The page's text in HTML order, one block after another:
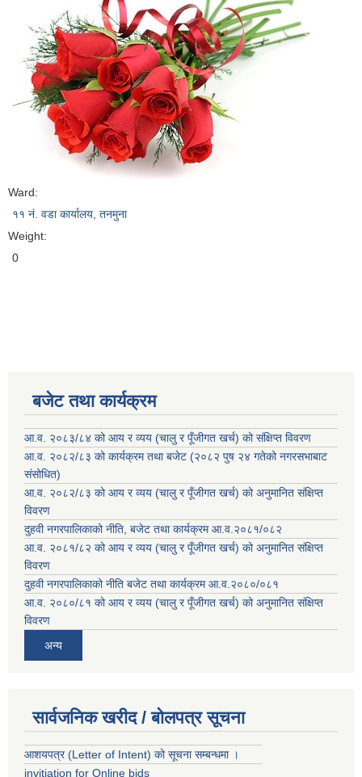
Ward:
११ नं. वडा कार्यालय, तनमुना
Weight:
0
बजेट तथा कार्यक्रम
आ.व. २०८३/८४ को आय र व्यय (चालु र पूँजीगत खर्च) को संक्षिप्त विवरण
आ.व. २०८२/८३ को कार्यक्रम तथा बजेट (२०८२ पुष २४ गतेको नगरसभाबाट
संसोधित)
आ.व. २०८२/८३ को आय र व्यय (चालु र पूँजीगत खर्च) को अनुमानित संक्षिप्त
विवरण
दुहवी नगरपालिकाको नीति, बजेट तथा कार्यक्रम आ.व.२०८१/०८२
आ.व. २०८१/८२ को आय र व्यय (चालु र पूँजीगत खर्च) को अनुमानित संक्षिप्त
विवरण
दुहवी नगरपालिकाको नीति बजेट तथा कार्यक्रम आ.व.२०८०/०८१
आ.व. २०८०/८१ को आय र व्यय (चालु र पूँजीगत खर्च) को अनुमानित संक्षिप्त
विवरण
अन्य
सार्वजनिक खरीद / बोलपत्र सूचना
आशयपत्र (Letter of Intent) को सूचना सम्बन्धमा ।
invitiation for Online bids